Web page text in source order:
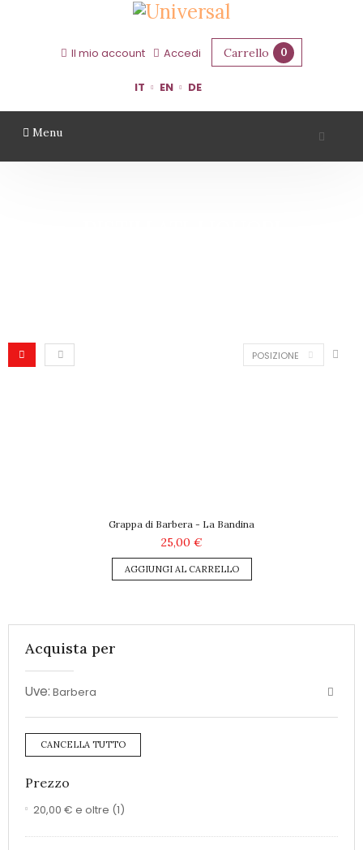
Il mio account Accedi Carrello 0
IT EN DE
Menu
POSIZIONE
Grappa di Barbera - La Bandina
25,00 €
AGGIUNGI AL CARRELLO
Acquista per
Uve: Barbera
CANCELLA TUTTO
Prezzo
20,00 € e oltre (1)